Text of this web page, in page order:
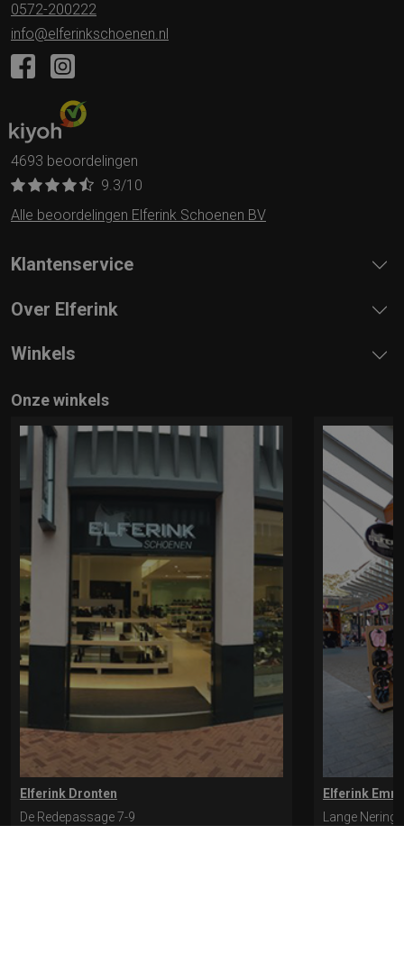
0572-200222
info@elferinkschoenen.nl
4693 beoordelingen
9.3/10
Alle beoordelingen Elferink Schoenen BV
Klantenservice
Over Elferink
Winkels
Onze winkels
Elferink Dronten
De Redepassage 7-9
Elferink
Lange Nering